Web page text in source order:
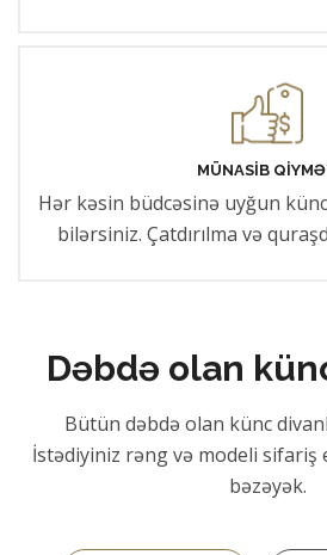
MÜNASIB
Hər kəsin büdcəsinə uyğun
bilərsiniz. Çatdırılma və
Dəbdə olan
Bütün dəbdə olan künc
İstədiyiniz rəng və modeli sifariş
bəzəyək.